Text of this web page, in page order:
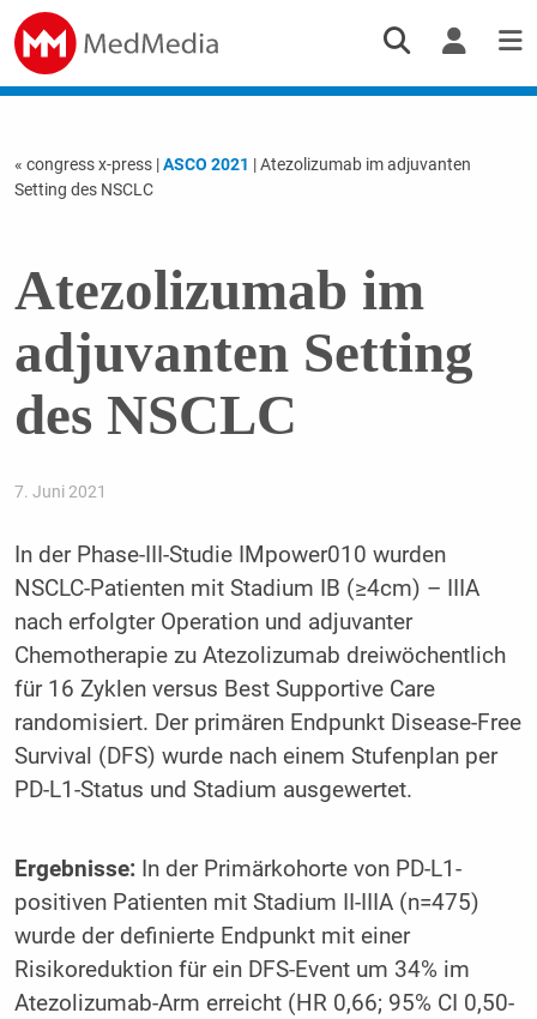
« congress x-press |ASCO 2021 | Atezolizumab im adjuvanten
Setting des NSCLC
Atezolizumab im
adjuvanten Setting
des NSCLC
7. Juni 2021
In der Phase-III-Studie IMpower010 wurden
NSCLC-Patienten mit Stadium IB (≥4cm) – IIIA
nach erfolgter Operation und adjuvanter
Chemotherapie zu Atezolizumab dreiwöchentlich
für 16 Zyklen versus Best Supportive Care
randomisiert. Der primären Endpunkt Disease-Free
Survival (DFS) wurde nach einem Stufenplan per
PD-L1-Status und Stadium ausgewertet.
Ergebnisse: In der Primärkohorte von PD-L1-
positiven Patienten mit Stadium II-IIIA (n=475)
wurde der definierte Endpunkt mit einer
Risikoreduktion für ein DFS-Event um 34% im
Atezolizumab-Arm erreicht (HR 0,66; 95% CI 0,50-